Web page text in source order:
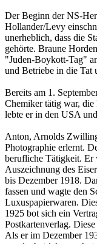
Der Beginn der NS-
Hollander/Levy
unerheblich, dass die
gehörte. Braune
"Juden-Boykott-Tag"
und Betriebe in die Tat
Bereits am 1.
Chemiker tätig war, die
lebte er in den USA
Anton, Arnolds
Photographie erlernt.
berufliche Tätigkeit. Er
Auszeichnung des
bis Dezember 1918.
fassen und wagte den
Luxuspapierwaren.
1925 bot sich ein
Postkartenverlag.
Als er im Dezember